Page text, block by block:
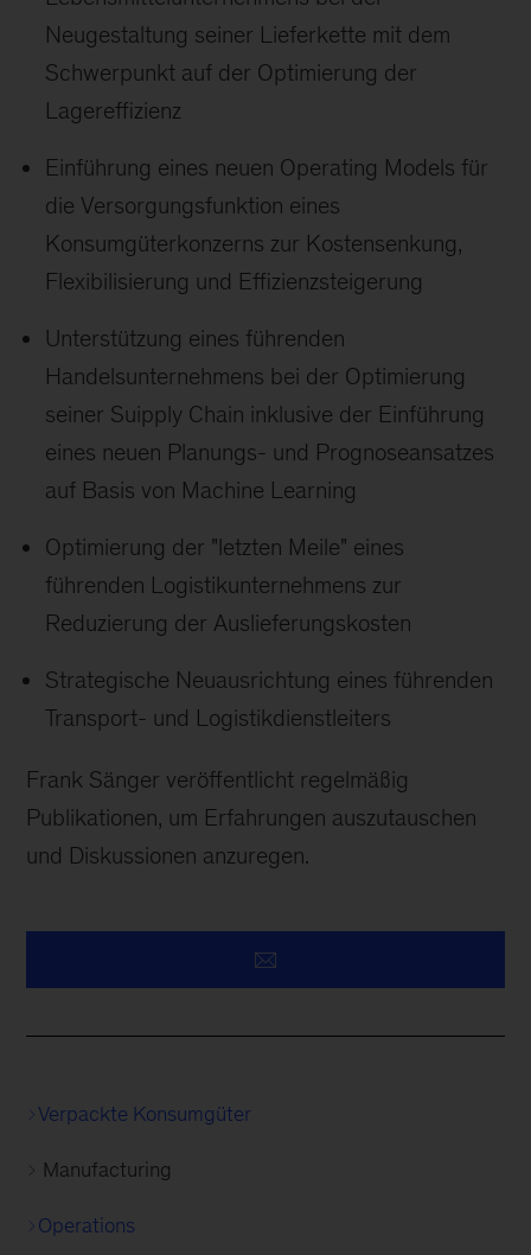
Neugestaltung seiner Lieferkette mit dem
Schwerpunkt auf der Optimierung der
Lagereffizienz
Einführung eines neuen Operating Models für
die Versorgungsfunktion eines
Konsumgüterkonzerns zur Kostensenkung,
Flexibilisierung und Effizienzsteigerung
Unterstützung eines führenden
Handelsunternehmens bei der Optimierung
seiner Suipply Chain inklusive der Einführung
eines neuen Planungs- und Prognoseansatzes
auf Basis von Machine Learning
Optimierung der "letzten Meile" eines
führenden Logistikunternehmens zur
Reduzierung der Auslieferungskosten
Strategische Neuausrichtung eines führenden
Transport- und Logistikdienstleiters
Frank Sänger veröffentlicht regelmäßig
Publikationen, um Erfahrungen auszutauschen
und Diskussionen anzuregen.
Verpackte Konsumgüter
Manufacturing
Operations